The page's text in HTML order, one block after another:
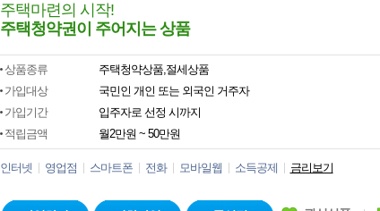
주택마련의 시작!
주택청약권이 주어지는 상품
상품종류
주택청약상품,절세상품
가입대상
국민인 개인 또는 외국인 거주자
가입기간
입주자로 선정 시까지
적립금액
월2만원 ~ 50만원
인터넷 영업점 스마트폰 전화 모바일웹 소득공제 금리보기